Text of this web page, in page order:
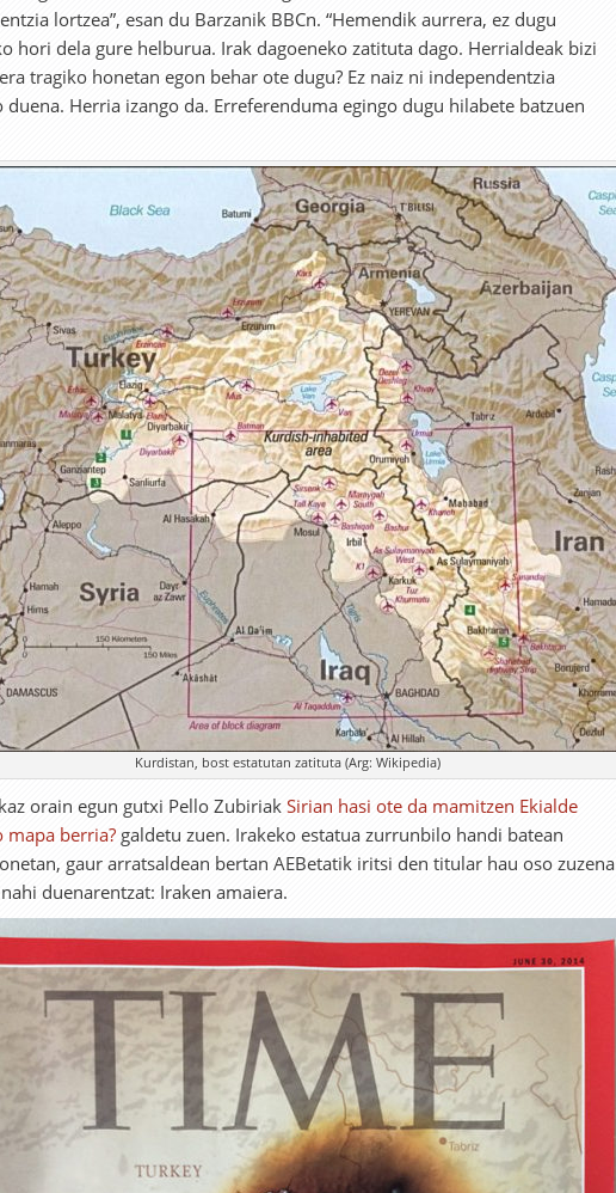
lortzea”, esan du Barzanik BBCn. “Hemendik aurrera, ez dugu
hori dela gure helburua. Irak dagoeneko zatituta dago. Herrialdeak bizi
tragiko honetan egon behar ote dugu? Ez naiz ni independentzia
duena. Herria izango da. Erreferenduma egingo dugu hilabete batzuen
Kurdistan, bost estatutan zatituta (Arg: Wikipedia)
orain egun gutxi Pello Zubiriak Sirian hasi ote da mamitzen Ekialde
mapa berria? galdetu zuen. Irakeko estatua zurrunbilo handi batean
gaur arratsaldean bertan AEBetatik iritsi den titular hau oso zuzena
duenarentzat: Iraken amaiera.